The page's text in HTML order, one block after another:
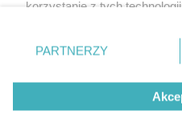
korzystanie z tych
zmienić/wycofać klikając
znajdujący się w lewym
rodzaje przetwarzania
użytkownika, ale masz
przetwarzaniu. Preferencje
PARTNERZY